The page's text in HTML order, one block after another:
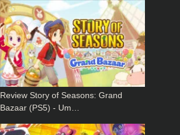
Review Story of Seasons: Grand
Bazaar (PS5) - Um…